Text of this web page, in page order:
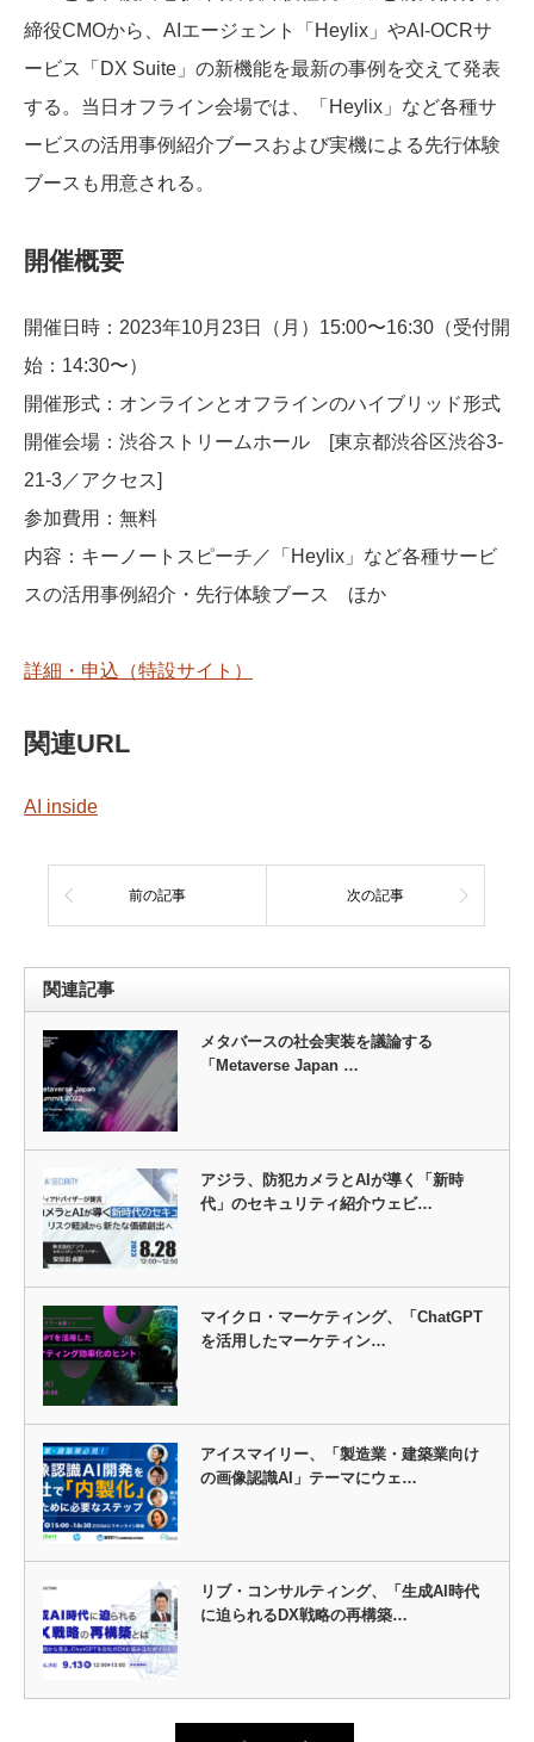
締役CMOから、AIエージェント「Heylix」やAI-OCRサ
ービス「DX Suite」の新機能を最新の事例を交えて発表
する。当日オフライン会場では、「Heylix」など各種サ
ービスの活用事例紹介ブースおよび実機による先行体験
ブースも用意される。
開催概要
開催日時：2023年10月23日（月）15:00〜16:30（受付開
始：14:30〜）
開催形式：オンラインとオフラインのハイブリッド形式
開催会場：渋谷ストリームホール [東京都渋谷区渋谷3-
21-3／アクセス]
参加費用：無料
内容：キーノートスピーチ／「Heylix」など各種サービ
スの活用事例紹介・先行体験ブース ほか
詳細・申込（特設サイト）
関連URL
AI inside
前の記事 次の記事
関連記事
メタバースの社会実装を議論する
「Metaverse Japan …
アジラ、防犯カメラとAIが導く「新時
代」のセキュリティ紹介ウェビ…
マイクロ・マーケティング、「ChatGPT
を活用したマーケティン…
アイスマイリー、「製造業・建築業向け
の画像認識AI」テーマにウェ…
リブ・コンサルティング、「生成AI時代
に迫られるDX戦略の再構築…